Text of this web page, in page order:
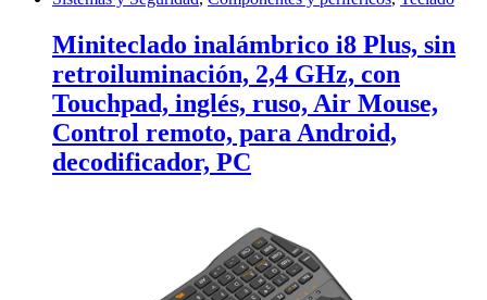
Miniteclado inalámbrico i8 Plus, sin
retroiluminación, 2,4 GHz, con
Touchpad, inglés, ruso, Air Mouse,
Control remoto, para Android,
decodificador, PC